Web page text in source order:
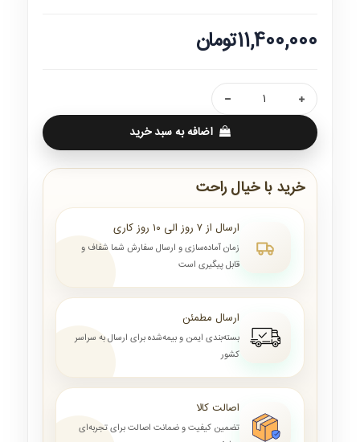
11,400,000تومان
اضافه به سبد خرید
خرید با خیال راحت
ارسال از ۷ روز الی ۱۰ روز کاری
زمان آماده‌سازی و ارسال سفارش شما شفاف و
قابل پیگیری است
ارسال مطمئن
بسته‌بندی ایمن و بیمه‌شده برای ارسال به سراسر
کشور
اصالت کالا
تضمین کیفیت و ضمانت اصالت برای تجربه‌ای